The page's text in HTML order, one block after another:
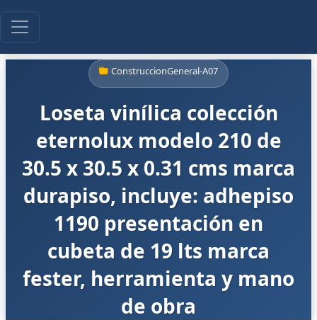
ConstruccionGeneral-A07
Loseta vinílica colección
eternolux modelo 210 de
30.5 x 30.5 x 0.31 cms marca
durapiso, incluye: adhepiso
1190 presentación en
cubeta de 19 lts marca
fester, herramienta y mano
de obra